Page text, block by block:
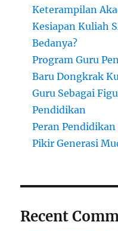
Keterampilan
Kesiapan Kuliah
Bedanya?
Program Guru
Baru Dongkrak
Guru Sebagai
Pendidikan
Peran
Pikir Generasi
Recent